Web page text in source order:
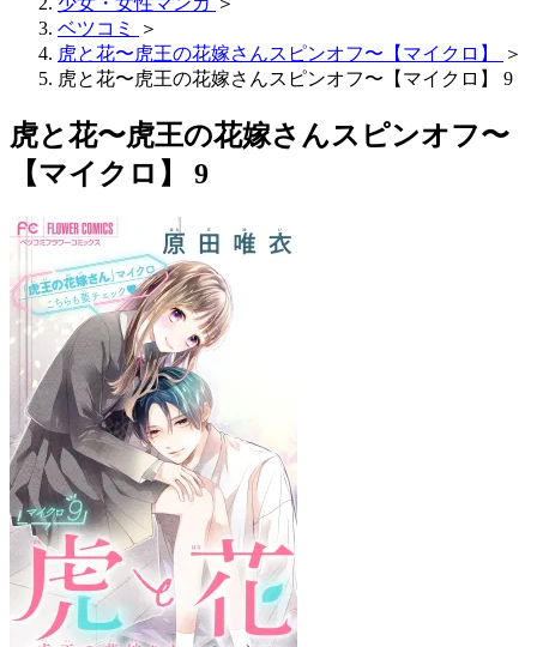
ベツコミ
＞
虎と花〜虎王の花嫁さんスピンオフ〜【マイクロ】
＞
虎と花〜虎王の花嫁さんスピンオフ〜【マイクロ】 9
虎と花〜虎王の花嫁さんスピンオフ〜
【マイクロ】 9